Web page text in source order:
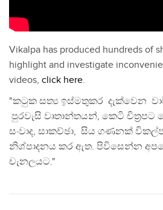
Vikalpa has produced hundreds of
highlight and investigate
videos, click here.
"කටුක සත්‍ය ඉස්මතුකර දැක්වෙන
පුරවැසි වෘතාන්තයන්, කෙටි චිත්‍රපට
සංවාද, සාකච්ඡා, සිය ගණනක්
නිශ්පාදනය කර ඇත. පිවිසෙන්න
චැනලයට."